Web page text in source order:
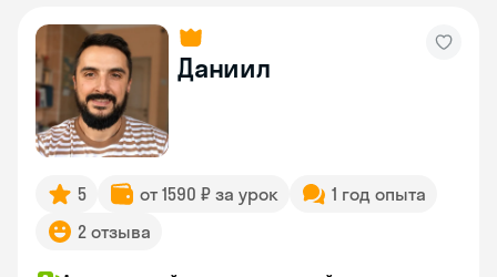
Даниил
5 от 1590 ₽ за урок
1 год опыта
2 отзыва